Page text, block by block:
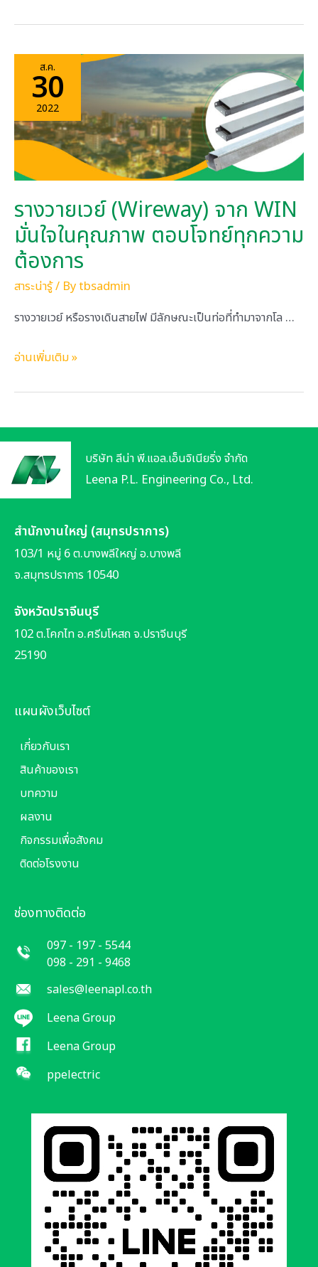
กับ
Steel
Cable
Tray
ส.ค.
30
2022
รางวายเวย์ (Wireway) จาก WIN
มั่นใจในคุณภาพ ตอบโจทย์ทุกความ
ต้องการ
สาระน่ารู้/ Bytbsadmin
รางวายเวย์ หรือรางเดินสายไฟ มีลักษณะเป็นท่อที่ทำมาจากโล …
ราง
จาก
WIN
มั่นใจ
คุณภาพ
ตอบ
โจทย์
ความ
ต้องการ
อ่านเพิ่มเติม »
บริษัท ลีน่า พี.แอล.เอ็นจิเนียริ่ง จำกัด
Leena P.L. Engineering Co., Ltd.
สำนักงานใหญ่ (สมุทรปราการ)
103/1 หมู่ 6 ต.บางพลีใหญ่ อ.บางพลี
จ.สมุทรปราการ 10540
จังหวัดปราจีนบุรี
102 ต.โคกไท อ.ศรีมโหสถ จ.ปราจีนบุรี
25190
แผนผังเว็บไซต์
เกี่ยวกับเรา
สินค้าของเรา
บทความ
ผลงาน
กิจกรรมเพื่อสังคม
ติดต่อโรงงาน
ช่องทางติดต่อ
097 - 197 - 5544
098 - 291 - 9468
sales@leenapl.co.th
Leena Group
Leena Group
ppelectric